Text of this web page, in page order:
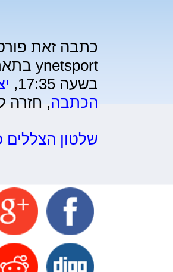
כתבה זאת
בשעה 17:35,
הכתבה, חזרה
שלטון הצללים